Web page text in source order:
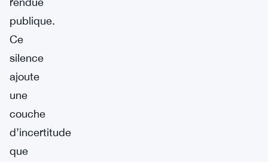
publique.
Ce
silence
ajoute
une
couche
d’incertitude
que